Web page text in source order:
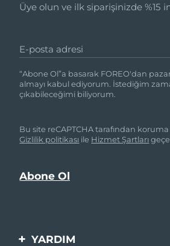
Üye olun ve ilk siparişinizde %15
E-posta adresi
“Abone Ol”a basarak FOREO'dan
almayı kabul ediyorum. İstediğim
çıkabileceğimi biliyorum.
Bu site reCAPTCHA tarafından koruma
Gizlilik politikası ile Hizmet Şartları
YARDIM